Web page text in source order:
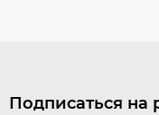
Подписаться на